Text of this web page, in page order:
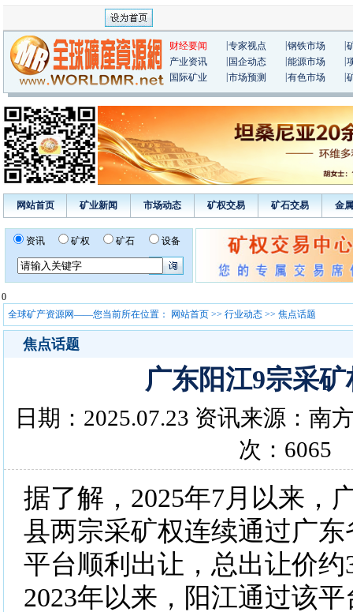
财经要闻 专家视点 钢铁市场
产业资讯
国企动态 能源市场
国际矿业
市场预测 有色市场
网站首页 矿业新闻 市场动态 矿权交易 矿石交易 金
资讯 矿权 矿石 设备
0
全球矿产资源网——您当前所在位置：
网站首页 >> 行业动态 >> 焦点话题
焦点话题
广东阳江9宗采
日期：2025.07.23 资讯来源：南
次：6065
据了解，2025年7月以来，
县两宗采矿权连续通过广
平台顺利出让，总出让价约
2023年以来，阳江通过该